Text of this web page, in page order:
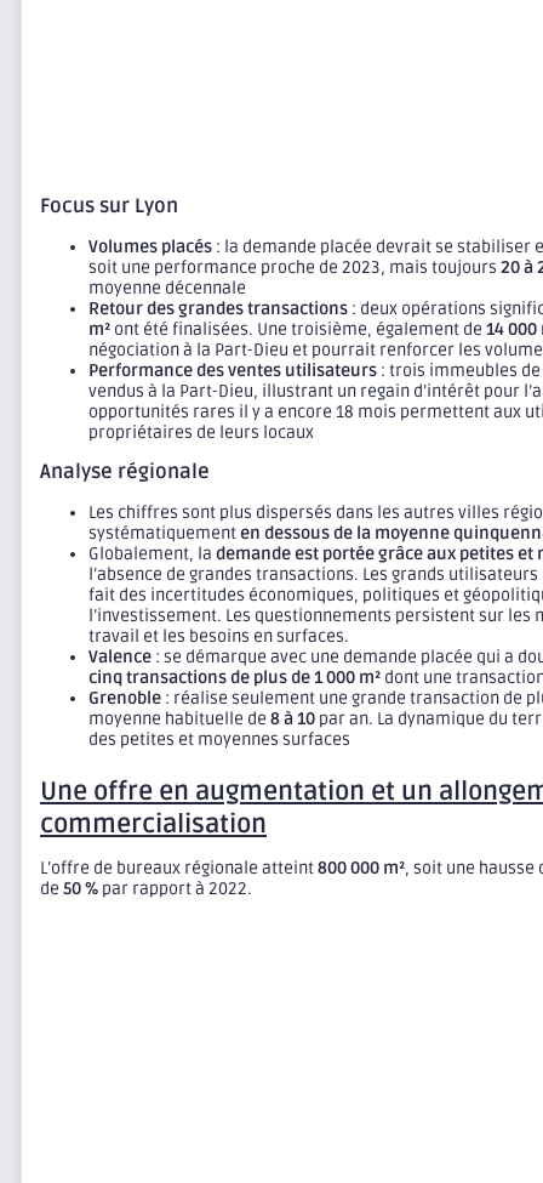
Focus sur Lyon
Volumes placés : la demande placée devrait se stabiliser
soit une performance proche de 2023, mais toujours 20 à
moyenne décennale
Retour des grandes transactions : deux opérations
m² ont été finalisées. Une troisième, également de 14 000
négociation à la Part-Dieu et pourrait renforcer les
Performance des ventes utilisateurs : trois immeubles de
vendus à la Part-Dieu, illustrant un regain d’intérêt pour
opportunités rares il y a encore 18 mois permettent aux
propriétaires de leurs locaux
Analyse régionale
Les chiffres sont plus dispersés dans les autres villes
systématiquement en dessous de la moyenne
Globalement, la demande est portée grâce aux petites et
l’absence de grandes transactions. Les grands
fait des incertitudes économiques, politiques et
l’investissement. Les questionnements persistent sur les
travail et les besoins en surfaces.
Valence : se démarque avec une demande placée qui a
cinq transactions de plus de 1 000 m² dont une
Grenoble : réalise seulement une grande transaction de
moyenne habituelle de 8 à 10 par an. La dynamique du
des petites et moyennes surfaces
Une offre en augmentation et un
commercialisation
L’offre de bureaux régionale atteint800 000 m², soit une hausse
de 50 % par rapport à 2022.